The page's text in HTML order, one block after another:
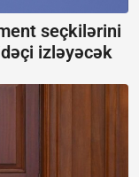
seçkilərini
izləyəcək